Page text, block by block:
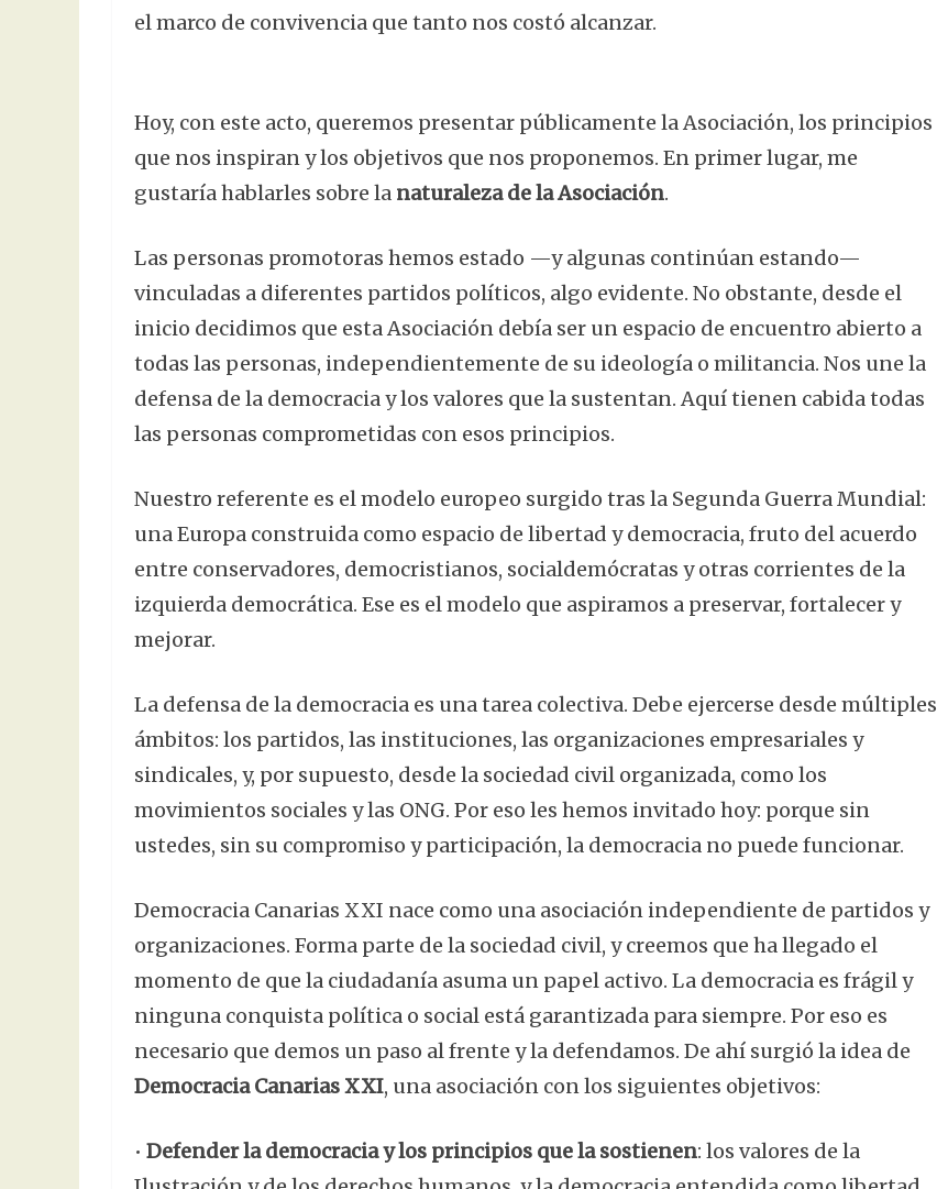
el marco de convivencia que tanto nos costó alcanzar.
Hoy, con este acto, queremos presentar públicamente la Asociación, los principios
que nos inspiran y los objetivos que nos proponemos. En primer lugar, me
gustaría hablarles sobre la naturaleza de la Asociación.
Las personas promotoras hemos estado —y algunas continúan estando—
vinculadas a diferentes partidos políticos, algo evidente. No obstante, desde el
inicio decidimos que esta Asociación debía ser un espacio de encuentro abierto a
todas las personas, independientemente de su ideología o militancia. Nos une la
defensa de la democracia y los valores que la sustentan. Aquí tienen cabida todas
las personas comprometidas con esos principios.
Nuestro referente es el modelo europeo surgido tras la Segunda Guerra Mundial:
una Europa construida como espacio de libertad y democracia, fruto del acuerdo
entre conservadores, democristianos, socialdemócratas y otras corrientes de la
izquierda democrática. Ese es el modelo que aspiramos a preservar, fortalecer y
mejorar.
La defensa de la democracia es una tarea colectiva. Debe ejercerse desde múltiples
ámbitos: los partidos, las instituciones, las organizaciones empresariales y
sindicales, y, por supuesto, desde la sociedad civil organizada, como los
movimientos sociales y las ONG. Por eso les hemos invitado hoy: porque sin
ustedes, sin su compromiso y participación, la democracia no puede funcionar.
Democracia Canarias XXI nace como una asociación independiente de partidos y
organizaciones. Forma parte de la sociedad civil, y creemos que ha llegado el
momento de que la ciudadanía asuma un papel activo. La democracia es frágil y
ninguna conquista política o social está garantizada para siempre. Por eso es
necesario que demos un paso al frente y la defendamos. De ahí surgió la idea de
Democracia Canarias XXI, una asociación con los siguientes objetivos:
• Defender la democracia y los principios que la sostienen: los valores de la